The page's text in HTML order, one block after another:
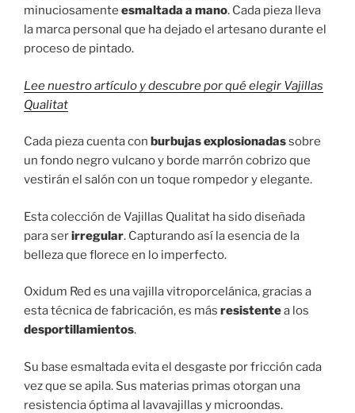
minuciosamente esmaltada a mano. Cada pieza lleva
la marca personal que ha dejado el artesano durante el
proceso de pintado.
Lee nuestro artículo y descubre por qué elegir Vajillas
Qualitat
Cada pieza cuenta con burbujas explosionadassobre
un fondo negro vulcano y borde marrón cobrizo que
vestirán el salón con un toque rompedor y elegante.
Esta colección de Vajillas Qualitat ha sido diseñada
para serirregular. Capturando así la esencia de la
belleza que florece en lo imperfecto.
Oxidum Red es una vajilla vitroporcelánica, gracias a
esta técnica de fabricación, es más resistentea los
desportillamientos.
Su base esmaltada evita el desgaste por fricción cada
vez que se apila. Sus materias primas otorgan una
resistencia óptima al lavavajillas y microondas.